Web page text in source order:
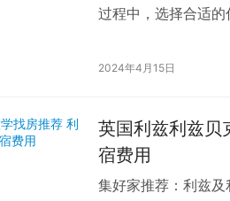
过程中，选择合适
2024年4月15日
英国利兹利兹贝
宿费用
集好家推荐：利兹